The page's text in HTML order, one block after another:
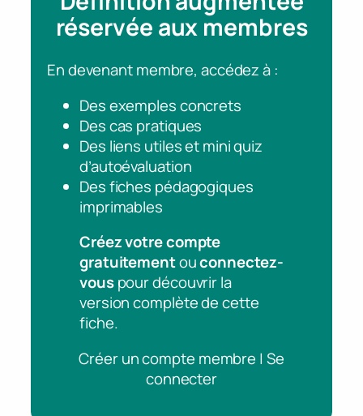
réservée aux membres
En devenant membre, accédez à :
Des exemples concrets
Des cas pratiques
Des liens utiles et mini quiz
d’autoévaluation
Des fiches pédagogiques
imprimables
Créez votre compte
gratuitementouconnectez-
vouspour découvrir la
version complète de cette
fiche.
Créer un compte membre | Se
connecter